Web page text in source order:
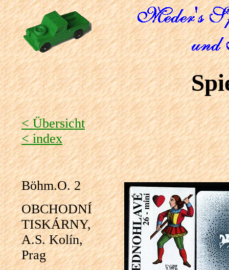
< Übersicht
< index
Böhm.O. 2
OBCHODNÍ
TISKÁRNY,
A.S. Kolín,
Prag